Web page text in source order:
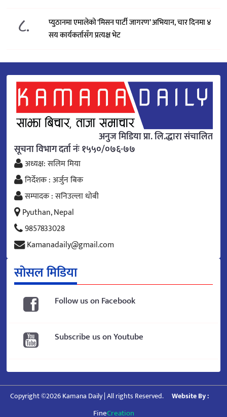
८.
प्युठानमा एमालेको ‘मिसन पार्टी जागरण’ अभियान, चार दिनमा ४
सय कार्यकर्तासँग प्रत्यक्ष भेट
अनुज मिडिया प्रा. लि.द्धारा संचालित
सूचना विभाग दर्ता नंः १५५०/०७६-७७
अध्यक्ष: सलिम मिया
निर्देशक : अर्जुन बिक
सम्पादक : सनिउल्ला धोबी
Pyuthan, Nepal
9857833028
Kamanadaily@gmail.com
सोसल मिडिया
Follow us on Facebook
Subscribe us on Youtube
Copyright ©2026 Kamana Daily | All rights Reserved. Website By :
FineCreation